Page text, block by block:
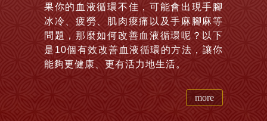
果你的血液循環不佳，可能會出現手腳
冰冷、疲勞、肌肉痠痛以及手麻腳麻等
問題，那麼如何改善血液循環呢？以下
是10個有效改善血液循環的方法，讓你
能夠更健康、更有活力地生活。
more